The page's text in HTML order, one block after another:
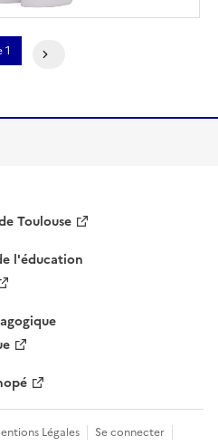
Pagination
1
Toulouse
l'éducation
Légales Se connecter